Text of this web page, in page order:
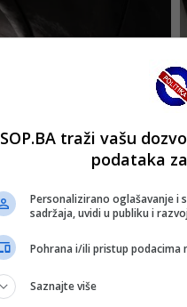
SOP.BA traži vašu
podataka
Personalizirano oglašavanje i
sadržaja, uvidi u publiku i
Pohrana i/ili pristup podacima
Saznajte više